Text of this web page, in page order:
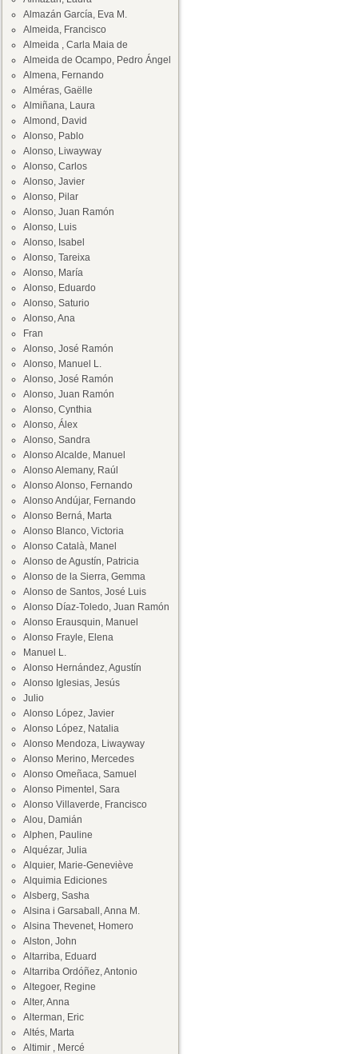
Almazán García, Eva M.
Almeida, Francisco
Almeida , Carla Maia de
Almeida de Ocampo, Pedro Ángel
Almena, Fernando
Alméras, Gaëlle
Almiñana, Laura
Almond, David
Alonso, Pablo
Alonso, Liwayway
Alonso, Carlos
Alonso, Javier
Alonso, Pilar
Alonso, Juan Ramón
Alonso, Luis
Alonso, Isabel
Alonso, Tareixa
Alonso, María
Alonso, Eduardo
Alonso, Saturio
Alonso, Ana
Fran
Alonso, José Ramón
Alonso, Manuel L.
Alonso, José Ramón
Alonso, Juan Ramón
Alonso, Cynthia
Alonso, Álex
Alonso, Sandra
Alonso Alcalde, Manuel
Alonso Alemany, Raúl
Alonso Alonso, Fernando
Alonso Andújar, Fernando
Alonso Berná, Marta
Alonso Blanco, Victoria
Alonso Català, Manel
Alonso de Agustín, Patricia
Alonso de la Sierra, Gemma
Alonso de Santos, José Luis
Alonso Díaz-Toledo, Juan Ramón
Alonso Erausquin, Manuel
Alonso Frayle, Elena
Manuel L.
Alonso Hernández, Agustín
Alonso Iglesias, Jesús
Julio
Alonso López, Javier
Alonso López, Natalia
Alonso Mendoza, Liwayway
Alonso Merino, Mercedes
Alonso Omeñaca, Samuel
Alonso Pimentel, Sara
Alonso Villaverde, Francisco
Alou, Damián
Alphen, Pauline
Alquézar, Julia
Alquier, Marie-Geneviève
Alquimia Ediciones
Alsberg, Sasha
Alsina i Garsaball, Anna M.
Alsina Thevenet, Homero
Alston, John
Altarriba, Eduard
Altarriba Ordóñez, Antonio
Altegoer, Regine
Alter, Anna
Alterman, Eric
Altés, Marta
Altimir , Mercé